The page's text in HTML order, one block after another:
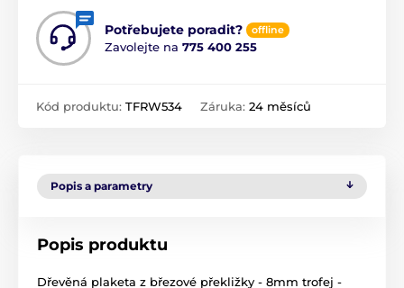
Potřebujete poradit? offline
Zavolejte na 775 400 255
Kód produktu: TFRW534 Záruka: 24 měsíců
Popis a parametry
Popis produktu
Dřevěná plaketa z březové překližky - 8mm trofej -